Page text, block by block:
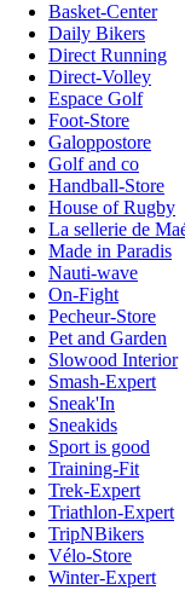
Basket-Center
Daily Bikers
Direct Running
Direct-Volley
Espace Golf
Foot-Store
Galoppostore
Golf and co
Handball-Store
House of Rugby
La sellerie de
Made in Paradis
Nauti-wave
On-Fight
Pecheur-Store
Pet and Garden
Slowood Interior
Smash-Expert
Sneak'In
Sneakids
Sport is good
Training-Fit
Trek-Expert
Triathlon-Expert
TripNBikers
Vélo-Store
Winter-Expert